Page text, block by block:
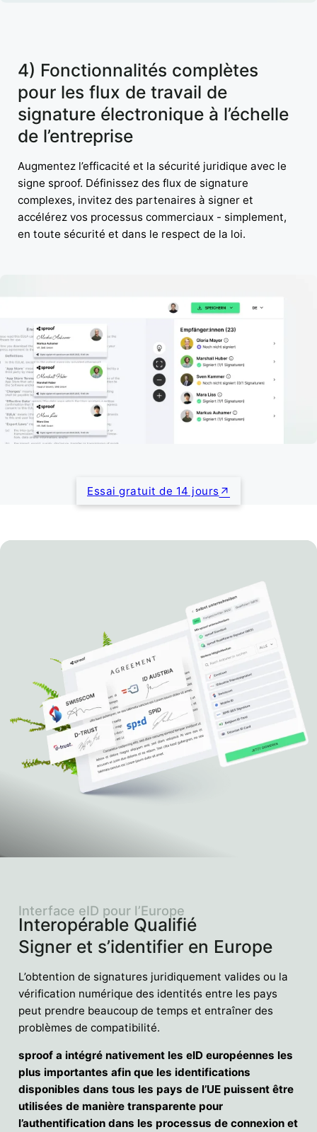
4) Fonctionnalités complètes
pour les flux de travail de
signature électronique à l’échelle
de l’entreprise
Augmentez l’efficacité et la sécurité juridique avec le
signe sproof. Définissez des flux de signature
complexes, invitez des partenaires à signer et
accélérez vos processus commerciaux - simplement,
en toute sécurité et dans le respect de la loi.
Essai gratuit de 14 jours
Interopérable Qualifié
Signer et s’identifier en Europe
Interface eID pour l’Europe
L’obtention de signatures juridiquement valides ou la
vérification numérique des identités entre les pays
peut prendre beaucoup de temps et entraîner des
problèmes de compatibilité.
sproof a intégré nativement les eID européennes les
plus importantes afin que les identifications
disponibles dans tous les pays de l’UE puissent être
utilisées de manière transparente pour
l’authentification dans les processus de connexion et